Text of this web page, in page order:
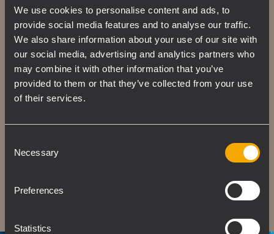
We use cookies to personalise content and ads, to
provide social media features and to analyse our traffic.
We also share information about your use of our site with
our social media, advertising and analytics partners who
may combine it with other information that you’ve
provided to them or that they’ve collected from your use
of their services.
Selection
Necessary
Preferences
Statistics
Rivestimento in poliurea
I cabinet della Serie S sono rifiniti con un
durevole rivestimento in poliurea con
eccellenti doti di impermeabilità e protezione
dalla corrosione. Il rivestimento resiste anche
meccaniche e la sua elevata elasticità
temperature. Presenta inoltre una forte
(composti organici volatili), rendendolo